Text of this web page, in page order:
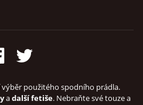
použitého spodního prádla.
adalší fetiše. Nebraňte své touze a